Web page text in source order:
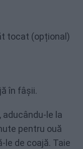
tocat (opțional)
în fâșii.
aducându-le la
pentru ouă
le de coajă. Taie